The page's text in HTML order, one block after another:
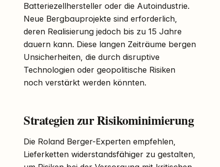
Batteriezellhersteller oder die Autoindustrie.
Neue Bergbauprojekte sind erforderlich,
deren Realisierung jedoch bis zu 15 Jahre
dauern kann. Diese langen Zeiträume bergen
Unsicherheiten, die durch disruptive
Technologien oder geopolitische Risiken
noch verstärkt werden könnten.
Strategien zur Risikominimierung
Die Roland Berger-Experten empfehlen,
Lieferketten widerstandsfähiger zu gestalten,